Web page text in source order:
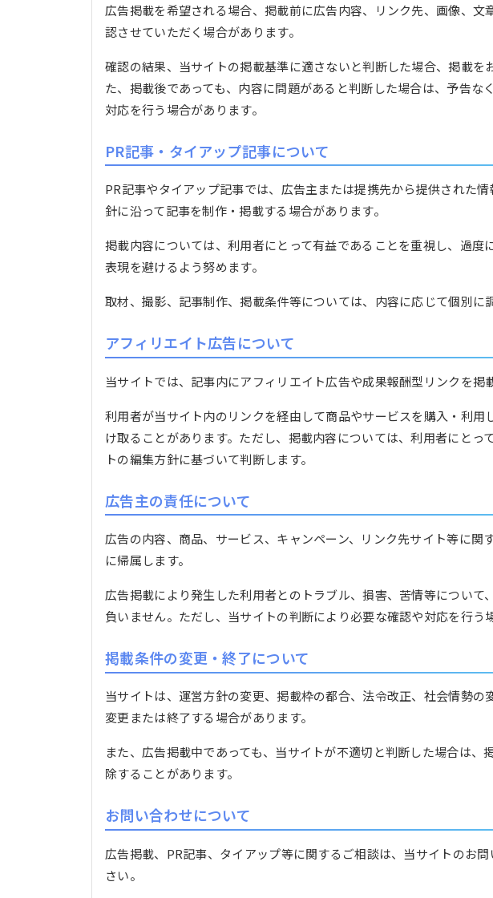
広告掲載を希望される場合、掲載前に広告内容、リンク先、画像、文
認させていただく場合があります。
確認の結果、当サイトの掲載基準に適さないと判断した場合、掲載を
た、掲載後であっても、内容に問題があると判断した場合は、予告な
対応を行う場合があります。
PR記事・タイアップ記事について
PR記事やタイアップ記事では、広告主または提携先から提供された
針に沿って記事を制作・掲載する場合があります。
掲載内容については、利用者にとって有益であることを重視し、過度
表現を避けるよう努めます。
取材、撮影、記事制作、掲載条件等については、内容に応じて個別に
アフィリエイト広告について
当サイトでは、記事内にアフィリエイト広告や成果報酬型リンクを掲
利用者が当サイト内のリンクを経由して商品やサービスを購入・利用
け取ることがあります。ただし、掲載内容については、利用者にとっ
トの編集方針に基づいて判断します。
広告主の責任について
広告の内容、商品、サービス、キャンペーン、リンク先サイト等に関
に帰属します。
広告掲載により発生した利用者とのトラブル、損害、苦情等について
負いません。ただし、当サイトの判断により必要な確認や対応を行う
掲載条件の変更・終了について
当サイトは、運営方針の変更、掲載枠の都合、法令改正、社会情勢の
変更または終了する場合があります。
また、広告掲載中であっても、当サイトが不適切と判断した場合は、
除することがあります。
お問い合わせについて
広告掲載、PR記事、タイアップ等に関するご相談は、当サイトのお
さい。